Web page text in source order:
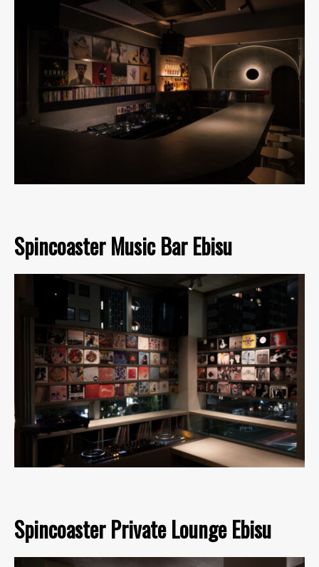
Spincoaster Music Bar Ebisu
Spincoaster Private Lounge Ebisu